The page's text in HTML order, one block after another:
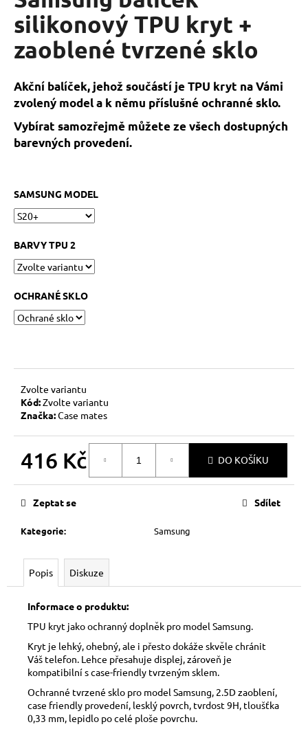
z
hvězdiček.
silikonový TPU kryt +
zaoblené tvrzené sklo
Akční balíček, jehož součástí je TPU kryt na Vámi
zvolený model a k němu příslušné ochranné sklo.
Vybírat samozřejmě můžete ze všech dostupných
barevných provedení.
SAMSUNG MODEL
BARVY TPU 2
OCHRANÉ SKLO
Zvolte variantu
Kód:Zvolte variantu
Značka:Case mates
416 Kč DO KOŠÍKU
Kategorie: Samsung
Zeptat se Sdílet
Popis Diskuze
Informace o produktu:
TPU kryt jako ochranný doplněk pro model Samsung.
Kryt je lehký, ohebný, ale i přesto dokáže skvěle chránit
Váš telefon. Lehce přesahuje displej, zároveň je
kompatibilní s case-friendly tvrzeným sklem.
Ochranné tvrzené sklo pro model Samsung, 2.5D zaoblení,
case friendly provedení, lesklý povrch, tvrdost 9H, tloušťka
0,33 mm, lepidlo po celé ploše povrchu.
a
j
í
?
D
p
o
r
u
č
u
m
e